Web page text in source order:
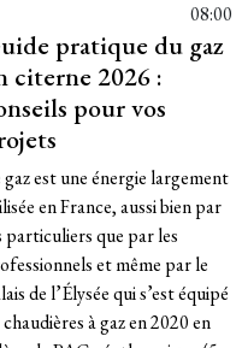
08:00
pratique du gaz
citerne 2026 :
pour vos
gaz est une énergie largement
en France, aussi bien par
particuliers que par les
et même par le
de l’Élysée qui s’est équipé
à gaz en 2020 en